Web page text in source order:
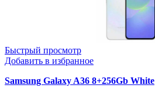
Быстрый просмотр
Добавить в избранное
Samsung Galaxy A36 8+256Gb White